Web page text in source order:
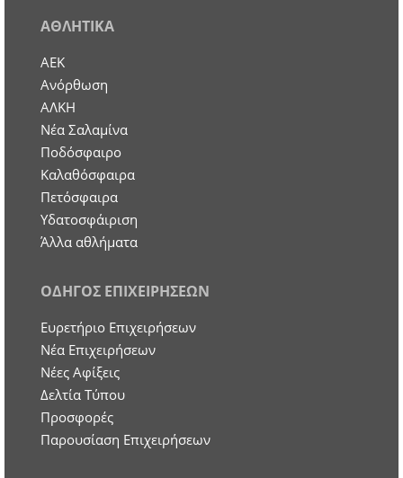
ΑΘΛΗΤΙΚΑ
ΑΕΚ
Ανόρθωση
ΑΛΚΗ
Νέα Σαλαμίνα
Ποδόσφαιρο
Καλαθόσφαιρα
Πετόσφαιρα
Υδατοσφάιριση
Άλλα αθλήματα
ΟΔΗΓΟΣ ΕΠΙΧΕΙΡΗΣΕΩΝ
Ευρετήριο Επιχειρήσεων
Nέα Επιχειρήσεων
Νέες Αφίξεις
Δελτία Τύπου
Προσφορές
Παρουσίαση Επιχειρήσεων